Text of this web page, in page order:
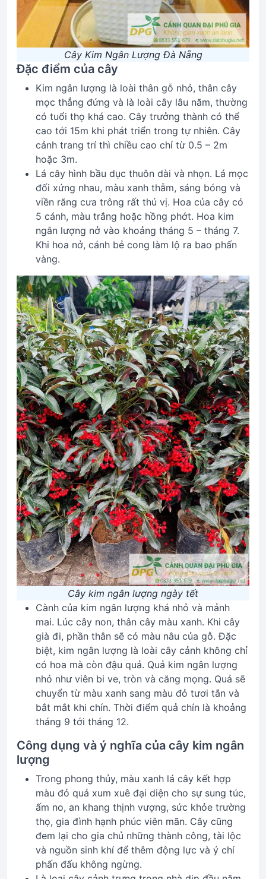
Cây Kim Ngân Lượng Đà Nẵng
Đặc điểm của cây
Kim ngân lượng là loài thân gỗ nhỏ, thân cây
mọc thẳng đứng và là loài cây lâu năm, thường
có tuổi thọ khá cao. Cây trưởng thành có thể
cao tới 15m khi phát triển trong tự nhiên. Cây
cảnh trang trí thì chiều cao chỉ từ 0.5 – 2m
hoặc 3m.
Lá cây hình bầu dục thuôn dài và nhọn. Lá mọc
đối xứng nhau, màu xanh thẫm, sáng bóng và
viền răng cưa trông rất thú vị. Hoa của cây có
5 cánh, màu trắng hoặc hồng phớt. Hoa kim
ngân lượng nở vào khoảng tháng 5 – tháng 7.
Khi hoa nở, cánh bẻ cong làm lộ ra bao phấn
vàng.
Cây kim ngân lượng ngày tết
Cành của kim ngân lượng khá nhỏ và mảnh
mai. Lúc cây non, thân cây màu xanh. Khi cây
già đi, phần thân sẽ có màu nâu của gỗ. Đặc
biệt, kim ngân lượng là loài cây cảnh không chỉ
có hoa mà còn đậu quả. Quả kim ngân lượng
nhỏ như viên bi ve, tròn và căng mọng. Quả sẽ
chuyển từ màu xanh sang màu đỏ tươi tắn và
bắt mắt khi chín. Thời điểm quả chín là khoảng
tháng 9 tới tháng 12.
Công dụng và ý nghĩa của cây kim ngân
lượng
Trong phong thủy, màu xanh lá cây kết hợp
màu đỏ quả xum xuê đại diện cho sự sung túc,
ấm no, an khang thịnh vượng, sức khỏe trường
thọ, gia đình hạnh phúc viên mãn. Cây cũng
đem lại cho gia chủ những thành công, tài lộc
và nguồn sinh khí để thêm động lực và ý chí
phấn đấu không ngừng.